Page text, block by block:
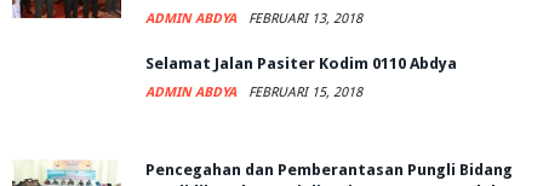
ADMIN ABDYA FEBRUARI 13, 2018
Selamat Jalan Pasiter Kodim 0110 Abdya
ADMIN ABDYA FEBRUARI 15, 2018
Pencegahan dan Pemberantasan Pungli Bidang